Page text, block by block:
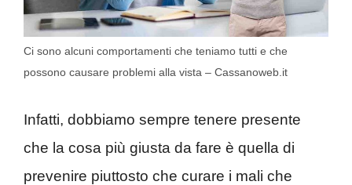
Ci sono alcuni comportamenti che teniamo tutti e che
possono causare problemi alla vista – Cassanoweb.it
Infatti, dobbiamo sempre tenere presente
che la cosa più giusta da fare è quella di
prevenire piuttosto che curare i mali che